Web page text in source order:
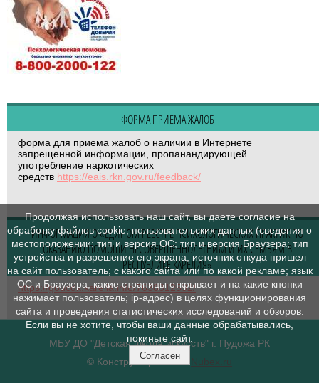
ФОРМА ПРИЕМА ЖАЛОБ
форма для приема жалоб о наличии в Интернете
запрещенной информации, пропанандирующей
употребление наркотических
средств https://eais.rkn.gov.ru/feedback/
ИНФОРМАЦИЯ О «ЕДИНОМ РЕЕСТРЕ ПСИХОЛОГИЧЕСКИХ ПРАКТИК ПО
ОКАЗАНИЮ ПОМОЩИ НЕСОВЕРШЕННОЛЕТНИМ И ИХ СЕМЬЯМ В
РЕСПУБЛИКЕ КАРЕЛИЯ»
https://goucdk.karelia.info/7638312592/
МБУ ДО "Детская школа искусств" г. Пудожа РК
© Конструктор сайтов
Nubex.ru
Продолжая использовать наш сайт, вы даете согласие на
обработку файлов cookie, пользовательских данных (сведения о
местоположении; тип и версия ОС; тип и версия Браузера; тип
устройства и разрешение его экрана; источник откуда пришел
на сайт пользователь; с какого сайта или по какой рекламе; язык
ОС и Браузера; какие страницы открывает и на какие кнопки
нажимает пользователь; ip-адрес) в целях функционирования
сайта и проведения статистических исследований и обзоров.
Если вы не хотите, чтобы ваши данные обрабатывались,
покиньте сайт.
Согласен